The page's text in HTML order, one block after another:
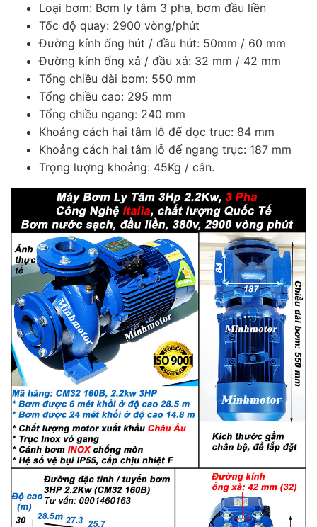
Loại bơm: Bơm ly tâm 3 pha, bơm đầu liền
Tốc độ quay: 2900 vòng/phút
Đường kính ống hút / đầu hút: 50mm / 60 mm
Đường kính ống xả / đầu xả: 32 mm / 42 mm
Tổng chiều dài bơm: 550 mm
Tổng chiều cao: 295 mm
Tổng chiều ngang: 240 mm
Khoảng cách hai tâm lỗ đế dọc trục: 84 mm
Khoảng cách hai tâm lỗ đế ngang trục: 187 mm
Trọng lượng khoảng: 45Kg / cân.